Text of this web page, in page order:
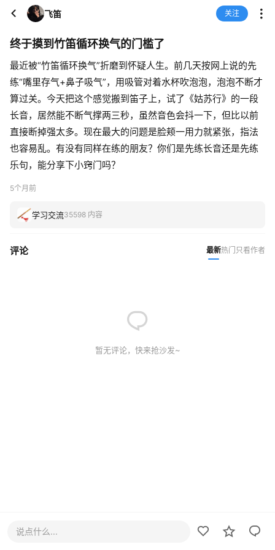
飞笛 关注
终于摸到竹笛循环换气的门槛了
最近被“竹笛循环换气”折磨到怀疑人生。前几天按网上说的先
练“嘴里存气+鼻子吸气”，用吸管对着水杯吹泡泡，泡泡不断才
算过关。今天把这个感觉搬到笛子上，试了《姑苏行》的一段
长音，居然能不断气撑两三秒，虽然音色会抖一下，但比以前
直接断掉强太多。现在最大的问题是脸颊一用力就紧张，指法
也容易乱。有没有同样在练的朋友？你们是先练长音还是先练
乐句，能分享下小窍门吗？
5个月前
学习交流35598 内容
评论 最新热门 只看作者
暂无评论，快来抢沙发~
说点什么...